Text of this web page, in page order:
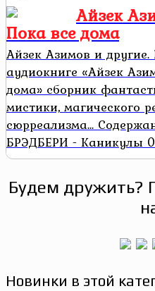
Айзек
Пока все дома
Айзек Азимов и
аудиокниге «Айзек
дома» сборник
мистики, магического
сюрреализма...
БРЭДБЕРИ - Каникулы
Будем дружить?
Новинки в этой